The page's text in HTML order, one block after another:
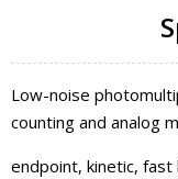
Low-noise
counting and analog
endpoint, kinetic, fast